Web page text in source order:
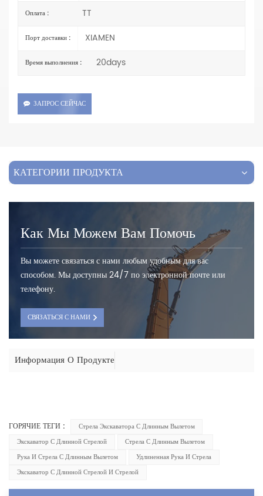
Оплата : TT
Порт доставки : XIAMEN
Время выполнения : 20days
ЗАПРОС СЕЙЧАС
КАТЕГОРИИ ПРОДУКТА
Как Мы Можем Вам Помочь
Вы можете связаться с нами любым удобным для вас
способом. Мы доступны 24/7 по электронной почте или
телефону.
СВЯЗАТЬСЯ С НАМИ
Информация О Продукте
ГОРЯЧИЕ ТЕГИ :
Стрела Экскаватора С Длинным Вылетом
Экскаватор С Длинной Стрелой
Стрела С Длинным Вылетом
Рука И Стрела С Длинным Вылетом
Удлиненная Рука И Стрела
Экскаватор С Длинной Стрелой И Стрелой